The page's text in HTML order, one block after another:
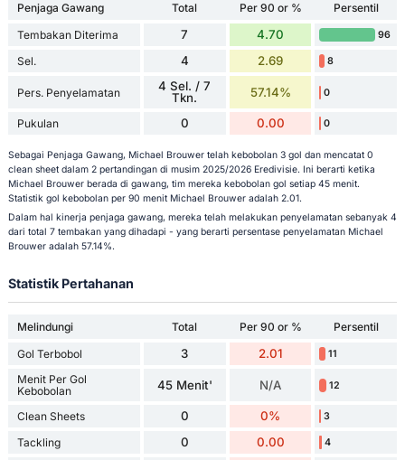
Penjaga Gawang Total Per 90 or %
Persentil
Tembakan Diterima
7 4.70 96
Sel. 4 2.69 8
Pers. Penyelamatan
4 Sel. / 7
Tkn.
57.14% 0
Pukulan 0 0.00 0
Sebagai Penjaga Gawang, Michael Brouwer telah kebobolan 3 gol dan mencatat 0
clean sheet dalam 2 pertandingan di musim 2025/2026 Eredivisie. Ini berarti ketika
Michael Brouwer berada di gawang, tim mereka kebobolan gol setiap 45 menit.
Statistik gol kebobolan per 90 menit Michael Brouwer adalah 2.01.
Dalam hal kinerja penjaga gawang, mereka telah melakukan penyelamatan sebanyak 4
dari total 7 tembakan yang dihadapi - yang berarti persentase penyelamatan Michael
Brouwer adalah 57.14%.
Statistik Pertahanan
Melindungi Total Per 90 or %
Persentil
Gol Terbobol
3 2.01 11
Menit Per Gol
Kebobolan
45 Menit' N/A 12
Clean Sheets 0 0% 3
Tackling 0 0.00 4